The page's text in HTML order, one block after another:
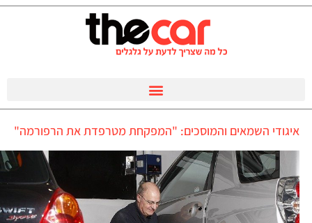
איגודי השמאים והמוסכים: "המפקחת מטרפדת את הרפורמה"